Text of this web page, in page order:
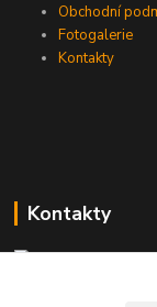
Obchodní
Fotogalerie
Kontakty
Kontakty